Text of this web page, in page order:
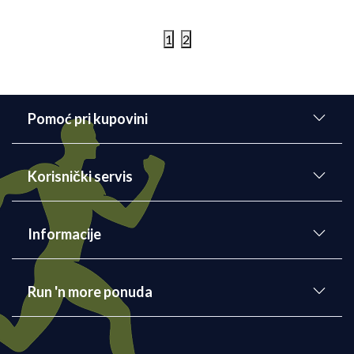
1 2
Pomoć pri kupovini
Korisnički servis
Informacije
Run 'n more ponuda